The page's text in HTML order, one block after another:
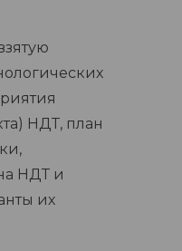
НДТ, план
НДТ и
их